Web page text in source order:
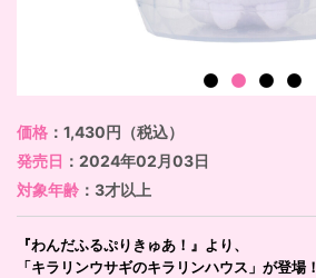
価格 ：1,430円（税込）
発売日 ：2024年02月03日
対象年齢 ：3才以上
『わんだふるぷりきゅあ！』より、
「キラリンウサギのキラリンハウス」が登場！